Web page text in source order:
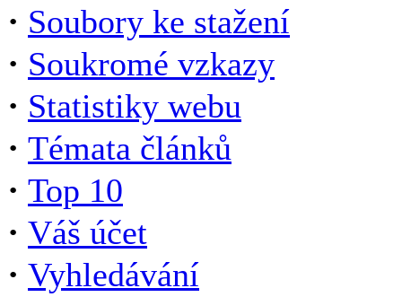
· Soubory ke stažení
· Soukromé vzkazy
· Statistiky webu
· Témata článků
· Top 10
· Váš účet
· Vyhledávání